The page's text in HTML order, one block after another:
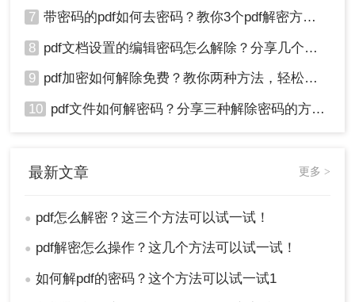
5、解密完成的文件就可以正常修改编辑啦~
7 带密码的pdf如何去密码？教你3个pdf解密方法！
8 pdf文档设置的编辑密码怎么解除？分享几个解密方法！
9 pdf加密如何解除免费？教你两种方法，轻松解锁pdf文件！
10 pdf文件如何解密码？分享三种解除密码的方法！
最新文章 更多 >
● pdf怎么解密？这三个方法可以试一试！
● pdf解密怎么操作？这几个方法可以试一试！
● 如何解pdf的密码？这个方法可以试一试1